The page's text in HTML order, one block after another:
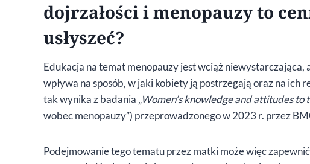
dojrzałości i menopauzy to
usłyszeć?
Edukacja na temat menopauzy jest wciąż
wpływa na sposób, w jaki kobiety ją postrzegają oraz na ich
tak wynika z badania „Women’s knowledge and attitudes to
wobec menopauzy”) przeprowadzonego w 2023 r. przez
Podejmowanie tego tematu przez matki może więc